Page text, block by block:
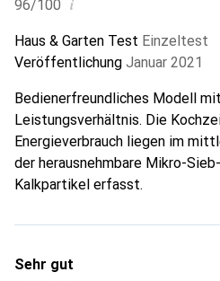
96/100 i
Haus & Garten Test Einzeltest
Veröffentlichung Januar 2021
Bedienerfreundliches Modell
Leistungsverhältnis. Die
Energieverbrauch liegen im
der herausnehmbare Mikro-
Kalkpartikel erfasst.
Sehr gut